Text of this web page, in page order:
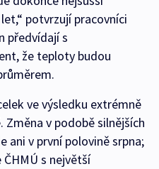
potvrzují pracovníci
předvídají s
že teploty budou
ve výsledku extrémně
v podobě silnějších
ani v první polovině srpna;
s největší